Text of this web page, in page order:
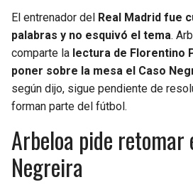
BEARS
LIONS
PACKERS
VIKINGS
FALCONS
SPURS
NUGGETS
TIMBERWOLVES
THUNDER
TRAIL BLAZERS
El entrenador del Real Madrid fue
palabras y no esquivó el tema.
comparte la lectura de Florentino
poner sobre la mesa el Caso
según dijo, sigue pendiente de
forman parte del fútbol.
Arbeloa pide retomar
Negreira